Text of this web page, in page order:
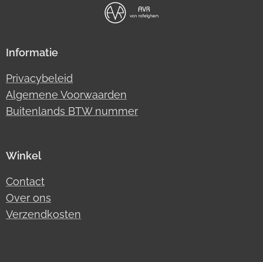
Informatie
Privacybeleid
Algemene Voorwaarden
Buitenlands BTW nummer
Winkel
Contact
Over ons
Verzendkosten